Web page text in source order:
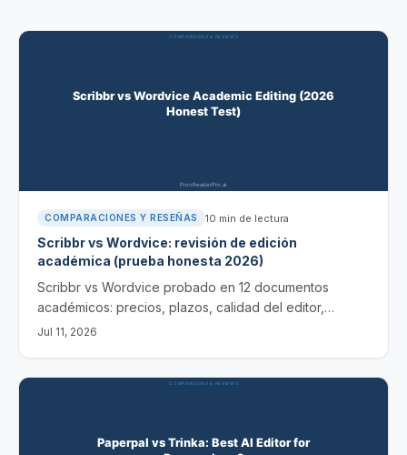
COMPARACIONES Y RESEÑAS 10 min de lectura
Scribbr vs Wordvice: revisión de edición
académica (prueba honesta 2026)
Scribbr vs Wordvice probado en 12 documentos
académicos: precios, plazos, calidad del editor,
solidez para ESL y la alternativa de IA de 2026 más
Jul 11, 2026